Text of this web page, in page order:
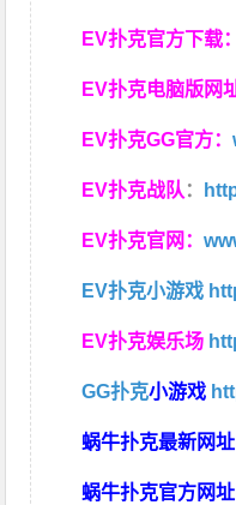
EV扑克官方下载
EV扑克电脑版网
EV扑克GG官方：
EV扑克战队 ：
EV扑克官网：
EV扑克小游戏
EV扑克娱乐场
GG扑克小游戏
蜗牛扑克最新网
蜗牛扑克官方网